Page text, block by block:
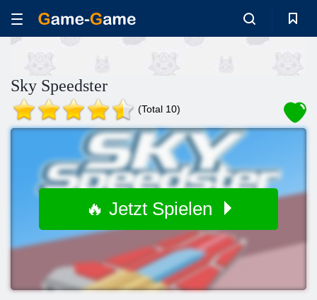
Sky Speedster
(Total 10)
🔥 Jetzt Spielen